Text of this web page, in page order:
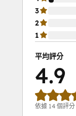
3
2
1
平均評分
4.9
依據 14 個評分